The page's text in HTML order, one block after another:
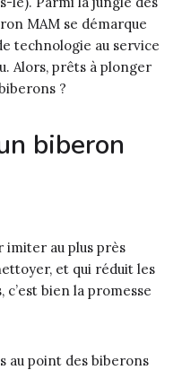
MAM se démarque
technologie au service
Alors, prêts à plonger
?
biberon
imiter au plus près
et qui réduit les
c’est bien la promesse
au point des biberons